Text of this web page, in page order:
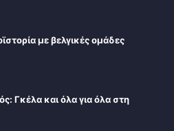
με βελγικές ομάδες
Γκέλα και όλα για όλα στη